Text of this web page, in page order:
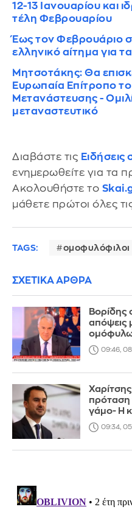
12-13 Ιανουαρίου και
τέλη Φεβρουαρίου
Έως τον Φεβρουάριο
ελληνικό αίτημα για
Μητσοτάκης: Θα
Ευρωπαία Επίτροπο
Μετανάστευσης -
μεταναστευτικό
Διαβάστε τις Ειδήσεις
ενημερωθείτε για τα
Ακολουθήστε το
μάθετε πρώτοι όλες
TAGS: ομοφυλόφιλοι
ΣΧΕΤΙΚΑ ΑΡΘΡΑ
Βορίδης
απόψεις
09:46,
πρόταση
γάμο- Η
09:34,